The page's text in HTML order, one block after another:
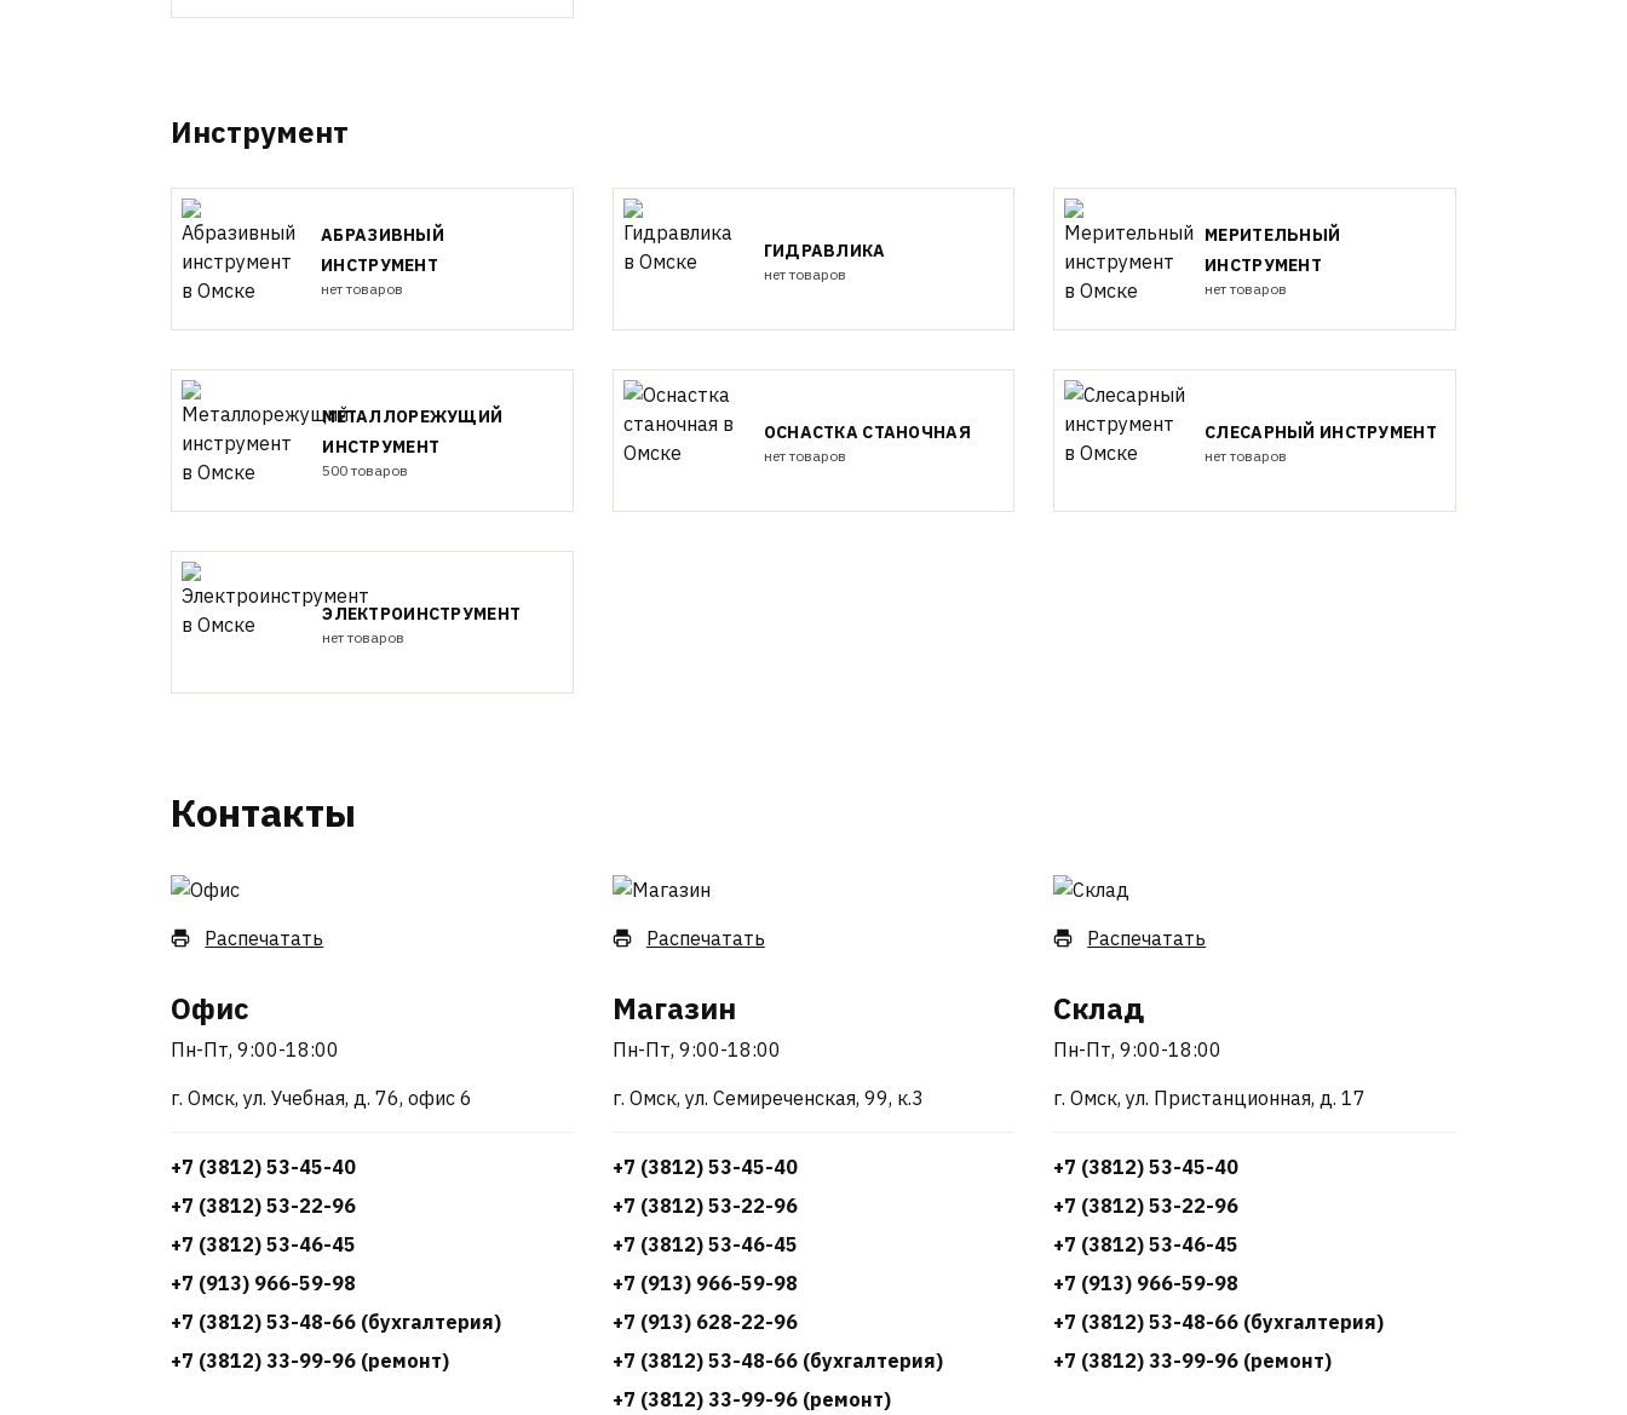
Инструмент
АБРАЗИВНЫЙ
ИНСТРУМЕНТ
нет товаров
ГИДРАВЛИКА
нет товаров
МЕРИТЕЛЬНЫЙ
ИНСТРУМЕНТ
нет товаров
МЕТАЛЛОРЕЖУЩИЙ
ИНСТРУМЕНТ
500 товаров
ОСНАСТКА СТАНОЧНАЯ
нет товаров
СЛЕСАРНЫЙ ИНСТРУМЕНТ
нет товаров
ЭЛЕКТРОИНСТРУМЕНТ
нет товаров
Контакты
Распечатать
Офис
Пн-Пт, 9:00-18:00
г. Омск, ул. Учебная, д. 76, офис 6
+7 (3812) 53-45-40
+7 (3812) 53-22-96
+7 (3812) 53-46-45
+7 (913) 966-59-98
+7 (3812) 53-48-66 (бухгалтерия)
+7 (3812) 33-99-96 (ремонт)
Распечатать
Магазин
Пн-Пт, 9:00-18:00
г. Омск, ул. Семиреченская, 99, к.3
+7 (3812) 53-45-40
+7 (3812) 53-22-96
+7 (3812) 53-46-45
+7 (913) 966-59-98
+7 (913) 628-22-96
+7 (3812) 53-48-66 (бухгалтерия)
+7 (3812) 33-99-96 (ремонт)
Распечатать
Склад
Пн-Пт, 9:00-18:00
г. Омск, ул. Пристанционная, д. 17
+7 (3812) 53-45-40
+7 (3812) 53-22-96
+7 (3812) 53-46-45
+7 (913) 966-59-98
+7 (3812) 53-48-66 (бухгалтерия)
+7 (3812) 33-99-96 (ремонт)